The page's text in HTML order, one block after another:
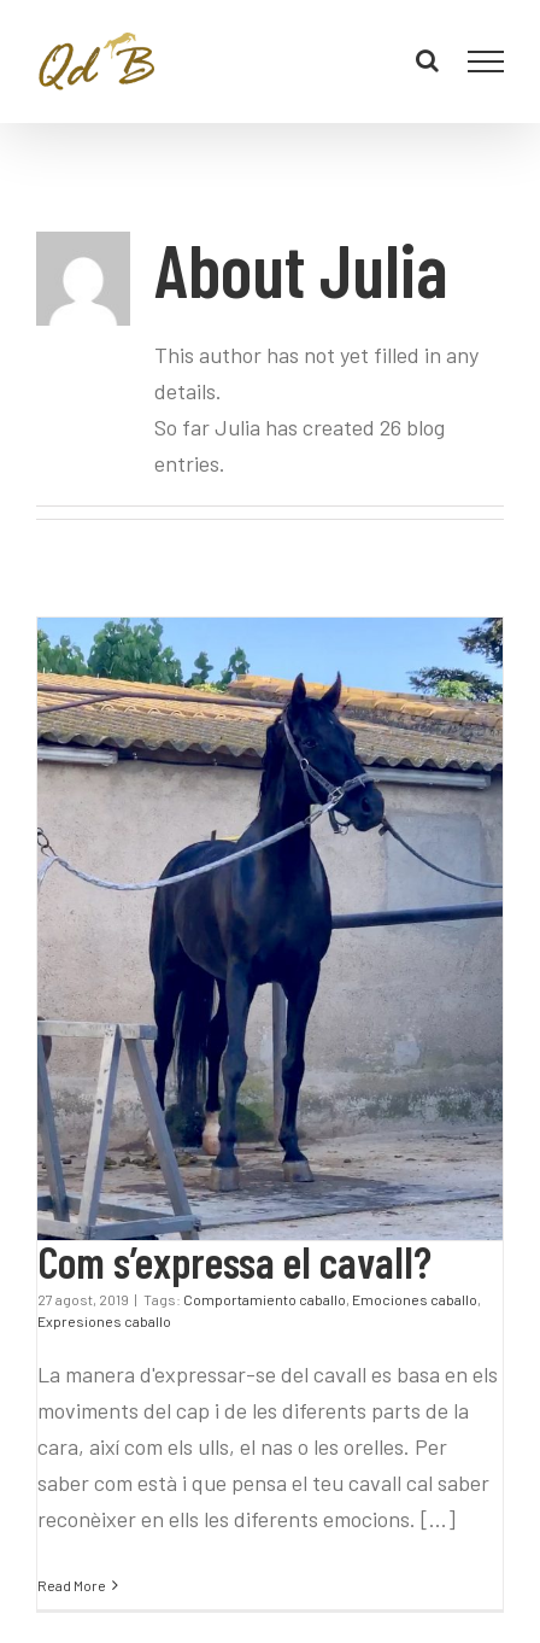
AboutJulia
This author has not yet filled in any
details.
So far Julia has created 26 blog
entries.
Com s’expressa el
cavall?
Com s’expressa el cavall?
27 agost, 2019 | Tags: Comportamiento caballo, Emociones caballo,
Expresiones caballo
La manera d'expressar-se del cavall es basa en els
moviments del cap i de les diferents parts de la
cara, així com els ulls, el nas o les orelles. Per
saber com està i que pensa el teu cavall cal saber
reconèixer en ells les diferents emocions. [...]
Read More